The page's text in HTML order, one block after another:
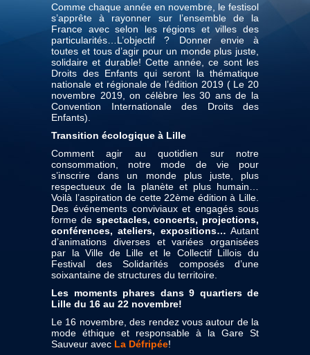
Comme chaque année en novembre, le festisol
s’apprête à rayonner sur l’ensemble de la
France avec selon les régions et villes des
particularités…L’objectif ? Donner envie à
toutes et tous d’agir pour un monde plus juste,
solidaire et durable! Cette année, ce sont les
Droits des Enfants qui seront la thématique
nationale et régionale de l’édition 2019 ( Le 20
novembre 2019, on célèbre les 30 ans de la
Convention Internationale des Droits des
Enfants).
Transition écologique à Lille
Comment agir au quotidien sur notre
consommation, notre mode de vie pour
s’inscrire dans un monde plus juste, plus
respectueux de la planète et plus humain…
Voilà l’aspiration de cette 22ème édition à Lille.
Des événements conviviaux et engagés sous
forme de spectacles, concerts, projections,
conférences, ateliers, expositions… Autant
d’animations diverses et variées organisées
par la Ville de Lille et le Collectif Lillois du
Festival des Solidarités composés d’une
soixantaine de structures du territoire.
Les moments phares dans 9 quartiers de
Lille du 16 au 22 novembre!
Le 16 novembre, des rendez vous autour de la
mode éthique et responsable à la Gare St
Sauveur avec La Défripée!